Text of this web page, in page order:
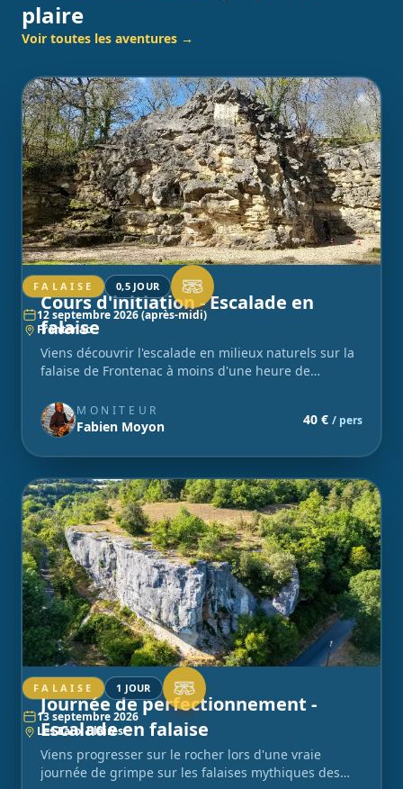
plaire
Voir toutes les aventures →
FALAISE 0,5 JOUR
12 septembre 2026 (après-midi)
Frontenac
Cours d'initiation - Escalade en
falaise
Viens découvrir l'escalade en milieux naturels sur la
falaise de Frontenac à moins d'une heure de
inclus.MONITEUR
Fabien Moyon 40 € / pers
FALAISE 1 JOUR
13 septembre 2026
Les Eaux Claires
Journée de perfectionnement -
Escalade en falaise
Viens progresser sur le rocher lors d'une vraie
journée de grimpe sur les falaises mythiques des